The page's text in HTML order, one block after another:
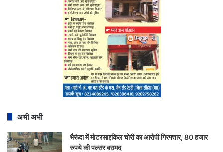
अभी अभी
भैरूंदा में मोटरसाइकिल चोरी का आरोपी गिरफ्तार, 80 हजार
रुपये की पल्सर बरामद